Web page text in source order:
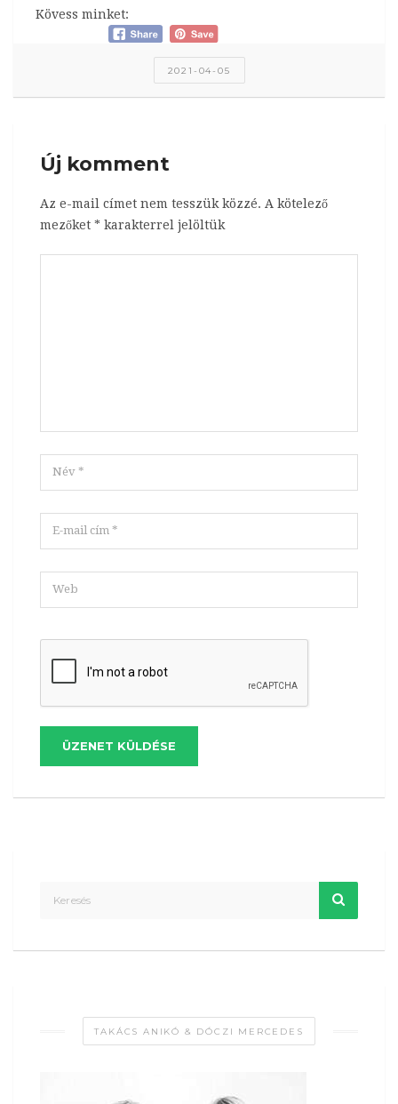
Kövess minket:
2021-04-05
Új komment
Az e-mail címet nem tesszük közzé. A kötelező
mezőket * karakterrel jelöltük
ÜZENET KÜLDÉSE
TAKÁCS ANIKÓ & DÓCZI MERCEDES